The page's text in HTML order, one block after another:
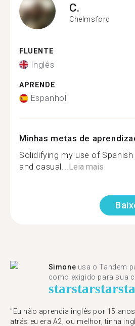
C.
Chelmsford
FLUENTE
Inglês
APRENDE
Espanhol
Minhas metas de
Solidifying my use of
and casual...Leia mais
Simone usa o Tandem
como exigido para sua
starstarstar
"Eu não aprendia inglês por 15
atrás eu era A2, ou melhor, tinha